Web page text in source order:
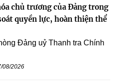
chủ trương của Đảng trong
quyền lực, hoàn thiện thể
Đảng uỷ Thanh tra Chính
08/2026